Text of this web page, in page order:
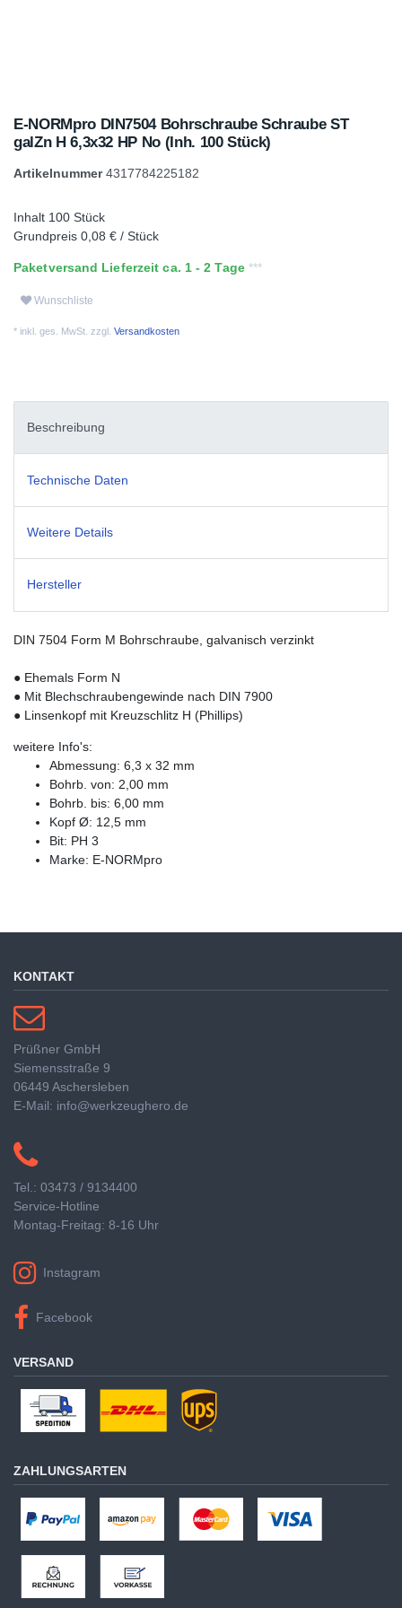
E-NORMpro DIN7504 Bohrschraube Schraube ST
galZn H 6,3x32 HP No (Inh. 100 Stück)
Artikelnummer4317784225182
Inhalt 100 Stück
Grundpreis 0,08 € / Stück
Paketversand Lieferzeit ca. 1 - 2 Tage
Wunschliste
* inkl. ges. MwSt. zzgl. Versandkosten
Beschreibung
Technische Daten
Weitere Details
Hersteller
DIN 7504 Form M Bohrschraube, galvanisch verzinkt
● Ehemals Form N
● Mit Blechschraubengewinde nach DIN 7900
● Linsenkopf mit Kreuzschlitz H (Phillips)
weitere Info's:
Abmessung: 6,3 x 32 mm
Bohrb. von: 2,00 mm
Bohrb. bis: 6,00 mm
Kopf Ø: 12,5 mm
Bit: PH 3
Marke: E-NORMpro
KONTAKT
Prüßner GmbH
Siemensstraße 9
06449 Aschersleben
E-Mail: info@werkzeughero.de
Tel.: 03473 / 9134400
Service-Hotline
Montag-Freitag: 8-16 Uhr
Instagram
Facebook
VERSAND
ZAHLUNGSARTEN